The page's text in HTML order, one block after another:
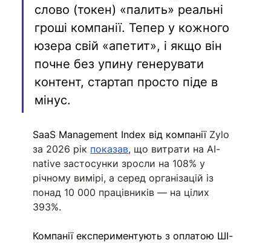
слово (токен) «палить» реальні
гроші компанії. Тепер у кожного
юзера свій «апетит», і якщо він
почне без упину генерувати
контент, стартап просто піде в
мінус.
SaaS Management Index від компанії Zylo
за 2026 рік показав, що витрати на AI-
native застосунки зросли на 108% у
річному вимірі, а серед організацій із
понад 10 000 працівників — на цілих
393%.
Компанії експериментують з оплатою ШІ-